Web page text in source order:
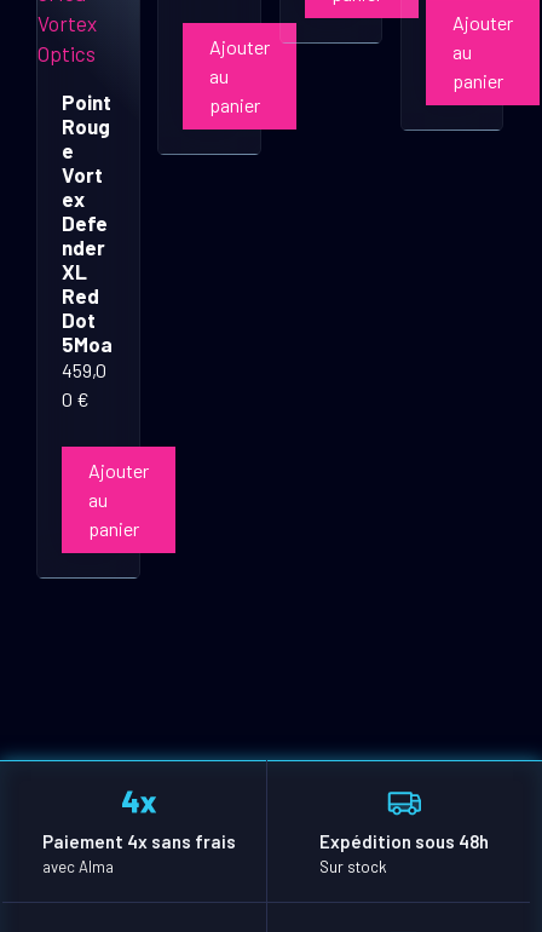
Point
Roug
e
Vort
ex
Defe
nder
XL
Red
Dot
5Moa
459,0
0 €
Ajouter
au
panier
Ajouter
au
panier
Ajouter
au
panier
Paiement 4x sans frais
avec Alma
Expédition sous 48h
Sur stock